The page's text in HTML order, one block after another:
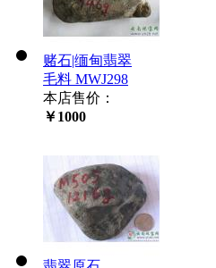
赌石|缅甸翡翠
毛料 MWJ298
本店售价：
￥1000